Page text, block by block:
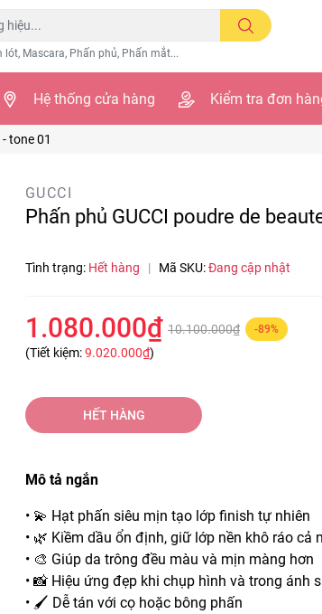
lót, Mascara, Phấn phủ, Phấn mắt...
Hệ thống cửa hàng Kiểm tra đơn
tone 01
GUCCI
Phấn phủ GUCCI poudre de
Tình trạng: Hết hàng | Mã SKU:Đang cập nhật
1.080.000₫ 10.100.000₫ -89%
(Tiết kiệm:9.020.000₫)
HẾT HÀNG
Mô tả ngắn
• 💫 Hạt phấn siêu mịn tạo lớp finish tự nhiên
• 🌿 Kiềm dầu ổn định, giữ lớp nền khô ráo cả
• 🎨 Giúp da trông đều màu và mịn màng hơn
• 📸 Hiệu ứng đẹp khi chụp hình và trong ánh
• 🖌️ Dễ tán với cọ hoặc bông phấn